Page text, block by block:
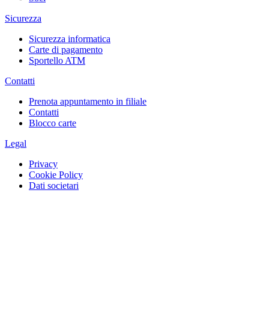
Sicurezza
Sicurezza informatica
Carte di pagamento
Sportello ATM
Contatti
Prenota appuntamento in filiale
Contatti
Blocco carte
Legal
Privacy
Cookie Policy
Dati societari